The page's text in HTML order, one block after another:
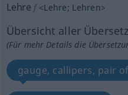
Lehre f <Lehre; Lehren>
Übersicht aller
(Für mehr Details die
gauge, callipers, pair